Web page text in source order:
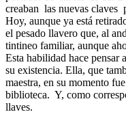
creaban las nuevas claves
Hoy, aunque ya está
el pesado llavero que, al
tintineo familiar, aunque
Esta habilidad hace pensar
su existencia. Ella, que
maestra, en su momento
biblioteca. Y, como
llaves.